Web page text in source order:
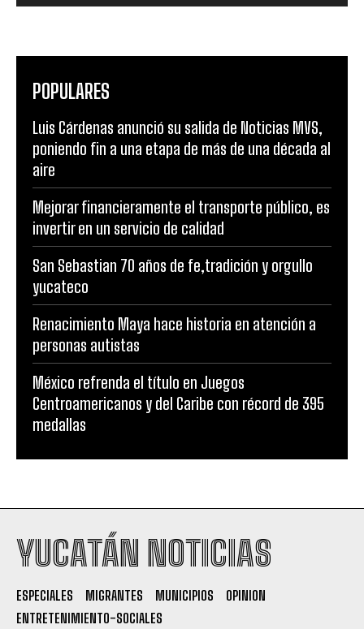
POPULARES
Luis Cárdenas anunció su salida de Noticias MVS,
poniendo fin a una etapa de más de una década al
aire
Mejorar financieramente el transporte público, es
invertir en un servicio de calidad
San Sebastian 70 años de fe,tradición y orgullo
yucateco
Renacimiento Maya hace historia en atención a
personas autistas
México refrenda el título en Juegos
Centroamericanos y del Caribe con récord de 395
medallas
YUCATÁN NOTICIAS
ESPECIALES MIGRANTES MUNICIPIOS
OPINION
ENTRETENIMIENTO-SOCIALES